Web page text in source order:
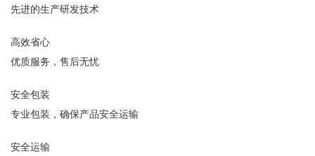
先进的生产研发技术
高效省心
优质服务，售后无忧
安全包装
专业包装，确保产品安全运输
安全运输